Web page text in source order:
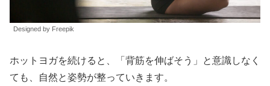
Designed by Freepik
ホットヨガを続けると、「背筋を伸ばそう」と意識しなく
ても、自然と姿勢が整っていきます。